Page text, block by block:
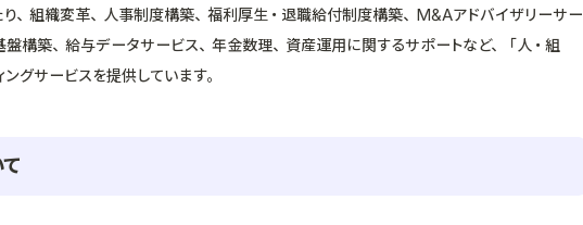
、組織変革、人事制度構築、福利厚生・退職給付制度構築、M&Aアドバイザリーサー
構築、給与データサービス、年金数理、資産運用に関するサポートなど、「人・組
グサービスを提供しています。